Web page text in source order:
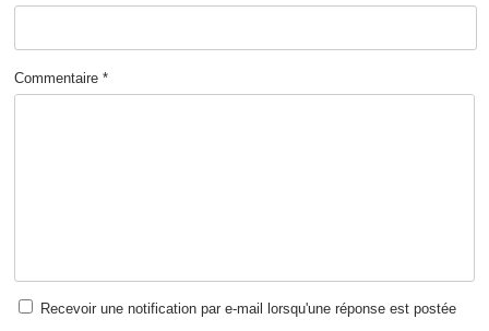
Commentaire *
Recevoir une notification par e-mail lorsqu'une réponse est postée